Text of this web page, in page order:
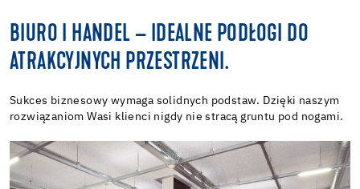
BIURO I HANDEL – IDEALNE PODŁOGI DO
ATRAKCYJNYCH PRZESTRZENI.
Sukces biznesowy wymaga solidnych podstaw. Dzięki naszym
rozwiązaniom Wasi klienci nigdy nie stracą gruntu pod nogami.